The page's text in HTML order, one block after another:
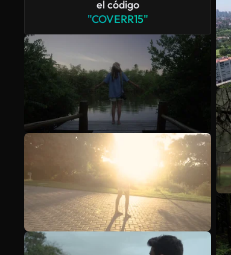
el código
"COVERR15"